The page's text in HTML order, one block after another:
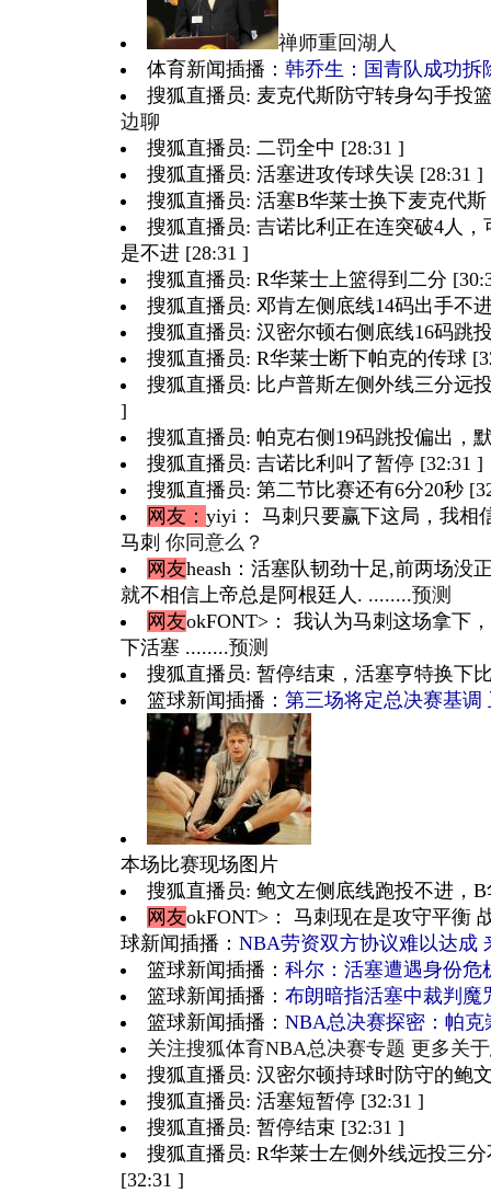
禅师重回湖人
体育新闻插播： 韩乔生：国青队成功拆
搜狐直播员: 麦克代斯防守转身勾手投
边聊
搜狐直播员: 二罚全中 [28:31 ]
搜狐直播员: 活塞进攻传球失误 [28:31 ]
搜狐直播员: 活塞B华莱士换下麦克代斯
搜狐直播员: 吉诺比利正在连突破4人
是不进 [28:31 ]
搜狐直播员: R华莱士上篮得到二分
搜狐直播员: 邓肯左侧底线14码出手不
搜狐直播员: 汉密尔顿右侧底线16码跳
搜狐直播员: R华莱士断下帕克的传球
搜狐直播员: 比卢普斯左侧外线三分远
]
搜狐直播员: 帕克右侧19码跳投偏出，
搜狐直播员: 吉诺比利叫了暂停 [32:31 ]
搜狐直播员: 第二节比赛还有6分20秒
网友： yiyi ： 马刺只要赢下这局，我
马刺 你同意么？
网友heash ：活塞队韧劲十足,前两场没
就不相信上帝总是阿根廷人. ........预测
网友okFONT>： 我认为马刺这场拿下
下活塞 ........预测
搜狐直播员: 暂停结束，活塞亨特换下
篮球新闻插播： 第三场将定总决赛基调
本场比赛现场图片
搜狐直播员: 鲍文左侧底线跑投不进，
网友okFONT>： 马刺现在是攻守平衡
球新闻插播： NBA劳资双方协议难以达成
篮球新闻插播： 科尔：活塞遭遇身份危
篮球新闻插播： 布朗暗指活塞中裁判魔
篮球新闻插播： NBA总决赛探密：帕
关注搜狐体育NBA总决赛专题 更多关
搜狐直播员: 汉密尔顿持球时防守的鲍
搜狐直播员: 活塞短暂停 [32:31 ]
搜狐直播员: 暂停结束 [32:31 ]
搜狐直播员: R华莱士左侧外线远投三
[32:31 ]